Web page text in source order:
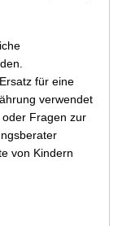
für eine
verwendet
Fragen zur
von Kindern